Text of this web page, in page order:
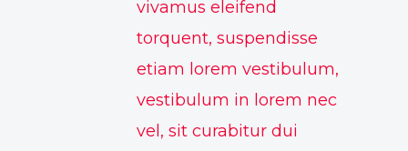
vivamus eleifend
torquent, suspendisse
etiam lorem vestibulum,
vestibulum in lorem nec
vel, sit curabitur dui